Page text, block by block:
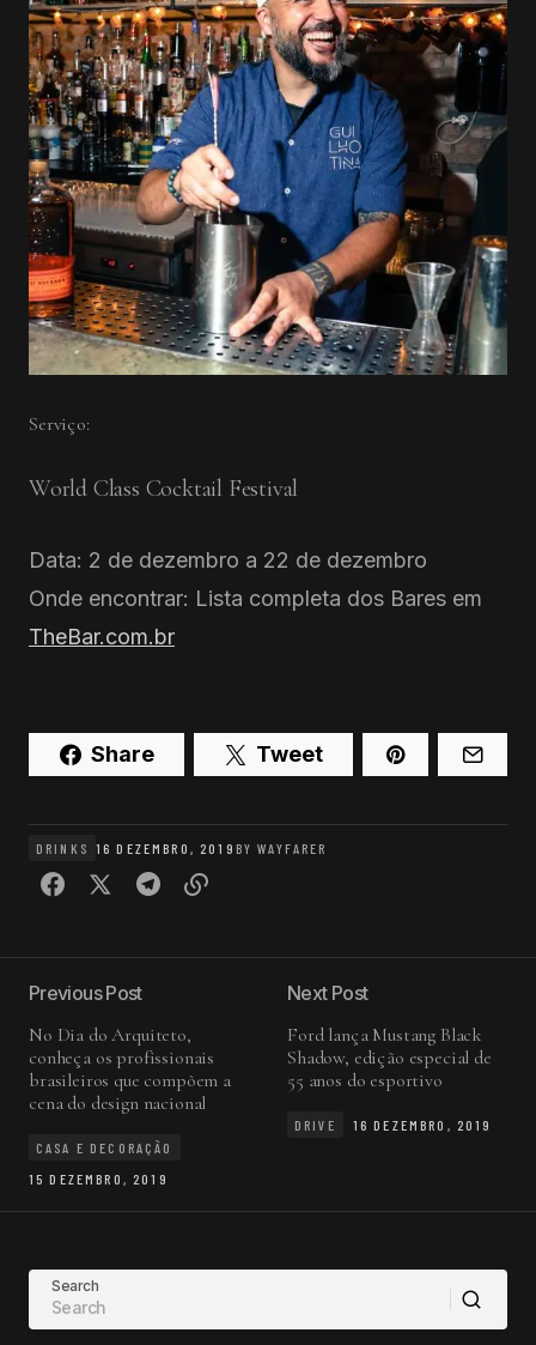
Serviço:
World Class Cocktail Festival
Data: 2 de dezembro a 22 de dezembro
Onde encontrar: Lista completa dos Bares em
TheBar.com.br
Share Tweet
DRINKS 16 DEZEMBRO, 2019 BY WAYFARER
Previous Post
No Dia do Arquiteto,
conheça os profissionais
brasileiros que compõem a
cena do design nacional
CASA E DECORAÇÃO
15 DEZEMBRO, 2019
Next Post
Ford lança Mustang Black
Shadow, edição especial de
55 anos do esportivo
DRIVE 16 DEZEMBRO, 2019
Search